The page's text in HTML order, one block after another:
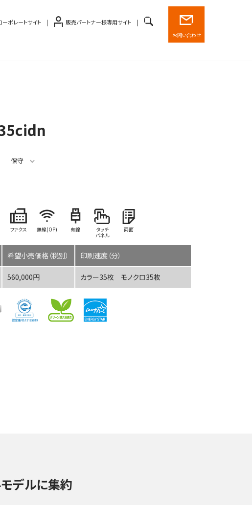
ーポレートサイト 販売パートナー様専用サイト
お問い合わせ
保守
ファクス 無線(OP) 有線
タッチ
パネル
両面
希望小売価格（税別） 印刷速度（分）
560,000円 カラー35枚 モノクロ35枚
デルに集約